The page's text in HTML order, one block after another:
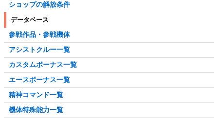
ショップの解放条件
データベース
参戦作品・参戦機体
アシストクルー一覧
カスタムボーナス一覧
エースボーナス一覧
精神コマンド一覧
機体特殊能力一覧